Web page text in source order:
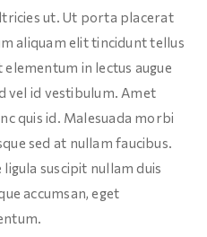
ut. Ut porta placerat
aliquam elit tincidunt tellus
in lectus augue
vel id vestibulum. Amet
quis id. Malesuada morbi
sed at nullam faucibus.
suscipit nullam duis
accumsan, eget